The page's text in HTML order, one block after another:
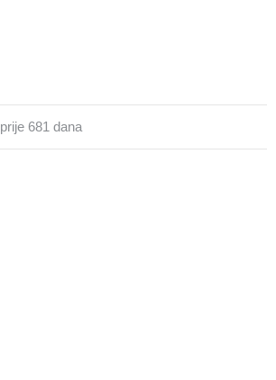
prije 681 dana